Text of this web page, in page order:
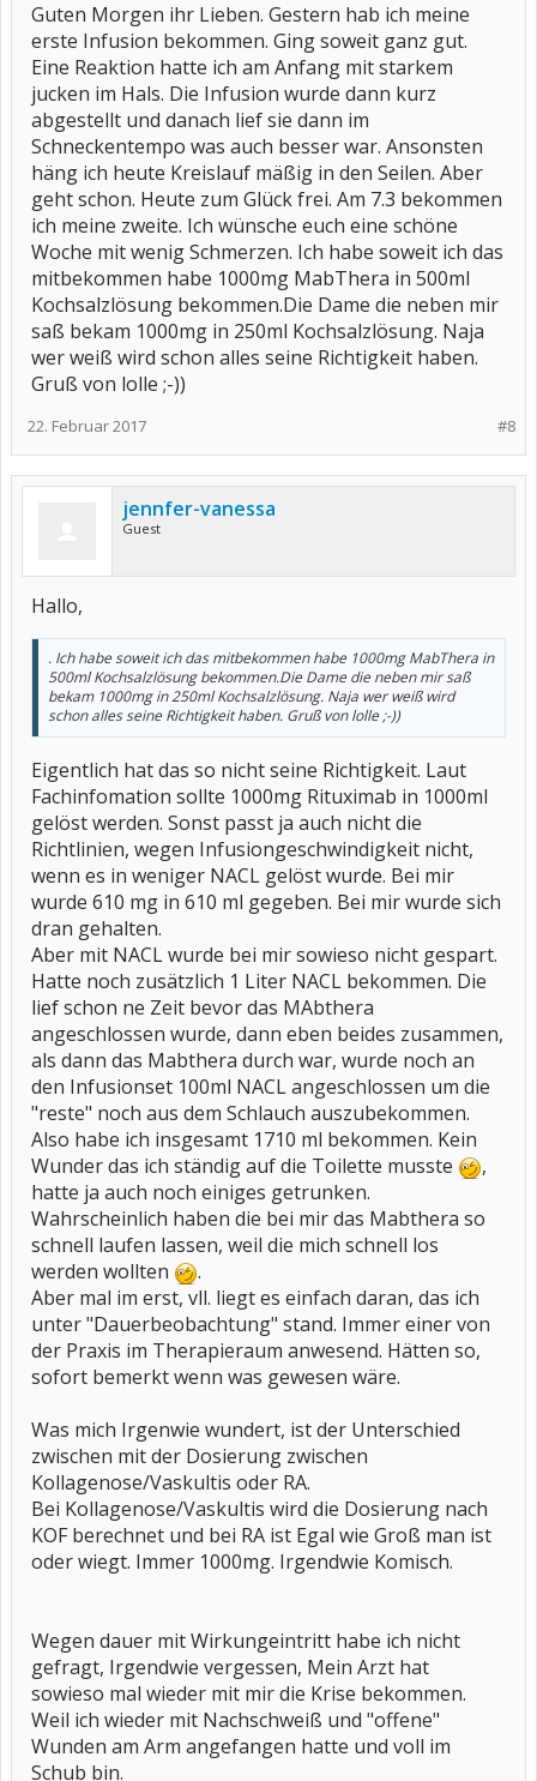
Guten Morgen ihr Lieben. Gestern hab ich meine
erste Infusion bekommen. Ging soweit ganz gut.
Eine Reaktion hatte ich am Anfang mit starkem
jucken im Hals. Die Infusion wurde dann kurz
abgestellt und danach lief sie dann im
Schneckentempo was auch besser war. Ansonsten
häng ich heute Kreislauf mäßig in den Seilen. Aber
geht schon. Heute zum Glück frei. Am 7.3 bekommen
ich meine zweite. Ich wünsche euch eine schöne
Woche mit wenig Schmerzen. Ich habe soweit ich das
mitbekommen habe 1000mg MabThera in 500ml
Kochsalzlösung bekommen.Die Dame die neben mir
saß bekam 1000mg in 250ml Kochsalzlösung. Naja
wer weiß wird schon alles seine Richtigkeit haben.
Gruß von lolle ;-))
#8
22. Februar 2017
jennfer-vanessa
Guest
Hallo,
. Ich habe soweit ich das mitbekommen habe 1000mg MabThera in
500ml Kochsalzlösung bekommen.Die Dame die neben mir saß
bekam 1000mg in 250ml Kochsalzlösung. Naja wer weiß wird
schon alles seine Richtigkeit haben. Gruß von lolle ;-))
Eigentlich hat das so nicht seine Richtigkeit. Laut
Fachinfomation sollte 1000mg Rituximab in 1000ml
gelöst werden. Sonst passt ja auch nicht die
Richtlinien, wegen Infusiongeschwindigkeit nicht,
wenn es in weniger NACL gelöst wurde. Bei mir
wurde 610 mg in 610 ml gegeben. Bei mir wurde sich
dran gehalten.
Aber mit NACL wurde bei mir sowieso nicht gespart.
Hatte noch zusätzlich 1 Liter NACL bekommen. Die
lief schon ne Zeit bevor das MAbthera
angeschlossen wurde, dann eben beides zusammen,
als dann das Mabthera durch war, wurde noch an
den Infusionset 100ml NACL angeschlossen um die
"reste" noch aus dem Schlauch auszubekommen.
Also habe ich insgesamt 1710 ml bekommen. Kein
Wunder das ich ständig auf die Toilette musste
,
hatte ja auch noch einiges getrunken.
Wahrscheinlich haben die bei mir das Mabthera so
schnell laufen lassen, weil die mich schnell los
werden wollten
.
Aber mal im erst, vll. liegt es einfach daran, das ich
unter "Dauerbeobachtung" stand. Immer einer von
der Praxis im Therapieraum anwesend. Hätten so,
sofort bemerkt wenn was gewesen wäre.
Was mich Irgenwie wundert, ist der Unterschied
zwischen mit der Dosierung zwischen
Kollagenose/Vaskultis oder RA.
Bei Kollagenose/Vaskultis wird die Dosierung nach
KOF berechnet und bei RA ist Egal wie Groß man ist
oder wiegt. Immer 1000mg. Irgendwie Komisch.
Wegen dauer mit Wirkungeintritt habe ich nicht
gefragt, Irgendwie vergessen, Mein Arzt hat
sowieso mal wieder mit mir die Krise bekommen.
Weil ich wieder mit Nachschweiß und "offene"
Wunden am Arm angefangen hatte und voll im
Schub bin.